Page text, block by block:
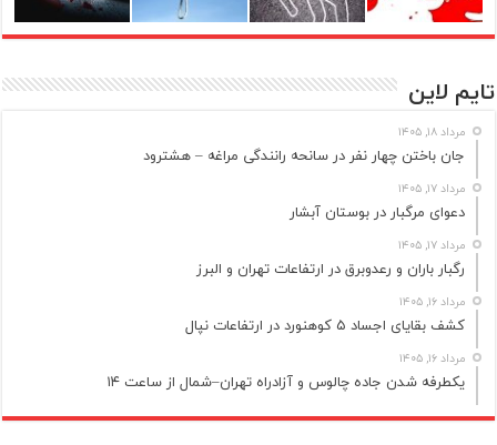
تایم لاین
مرداد ۱۸, ۱۴۰۵
جان باختن چهار نفر در سانحه رانندگی مراغه – هشترود
مرداد ۱۷, ۱۴۰۵
دعوای مرگبار در بوستان آبشار
مرداد ۱۷, ۱۴۰۵
رگبار باران و رعدوبرق در ارتفاعات تهران و البرز
مرداد ۱۶, ۱۴۰۵
کشف بقایای اجساد ۵ کوهنورد در ارتفاعات نپال
مرداد ۱۶, ۱۴۰۵
یکطرفه شدن جاده چالوس و آزادراه تهران–شمال از ساعت ۱۴